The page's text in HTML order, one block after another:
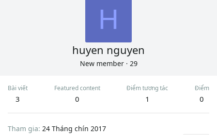
H
huyen nguyen
New member · 29
Bài viết
3
Featured content
0
Điểm tương tác
1
Điểm
0
Tham gia 24 Tháng chín 2017